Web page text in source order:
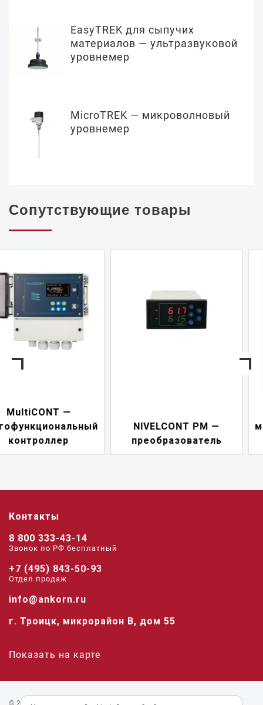
EasyTREK для сыпучих
материалов — ультразвуковой
уровнемер
MicroTREK — микроволновый
уровнемер
Сопутствующие товары
NIVELCONT PM —
преобразователь
переключатель
Контакты
8 800 333-43-14
Звонок по РФ беcплатный
+7 (495) 843-50-93
Отдел продаж
info@ankorn.ru
г. Троицк, микрорайон В, дом 55
Показать на карте
© 2026 «Анкорн».